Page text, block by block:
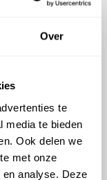
Over
te
media te bieden
Ook delen we
met onze
analyse. Deze
transport